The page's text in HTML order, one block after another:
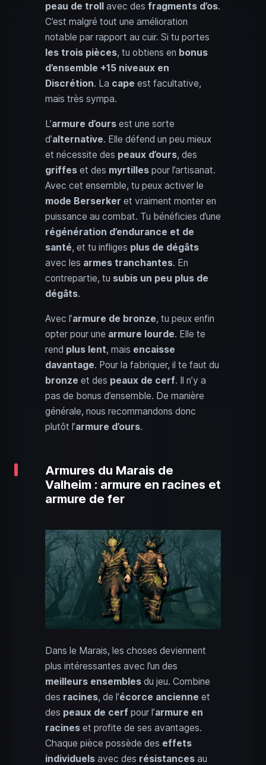
peau de troll
avec des fragments d’os.
C’est malgré tout une amélioration
notable par rapport au cuir. Si tu portes
les trois pièces, tu obtiens en bonus
d’ensemble +15 niveaux en
Discrétion. La cape est facultative,
mais très sympa.
L’armure d’ours est une sorte
d’alternative. Elle défend un peu mieux
et nécessite des peaux d’ours, des
griffes et des myrtilles pour l’artisanat.
Avec cet ensemble, tu peux activer le
mode Berserker et vraiment monter en
puissance au combat. Tu bénéficies d’une
régénération d’endurance et de
santé, et tu infliges plus de dégâts
avec les armes tranchantes. En
contrepartie, tu subis un peu plus de
dégâts.
Avec l’armure de bronze, tu peux enfin
opter pour une armure lourde. Elle te
rend plus lent, mais encaisse
davantage. Pour la fabriquer, il te faut du
bronze et des peaux de cerf. Il n’y a
pas de bonus d’ensemble. De manière
générale, nous recommandons donc
plutôt l’armure d’ours.
Armures du Marais de
Valheim : armure en racines et
armure de fer
Dans le Marais, les choses deviennent
plus intéressantes avec l’un des
meilleurs ensembles du jeu. Combine
des racines, de l’écorce ancienne et
des peaux de cerf pour l’armure en
racines et profite de ses avantages.
Chaque pièce possède des effets
individuels avec des résistances au